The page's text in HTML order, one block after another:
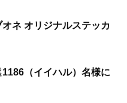
オネ オリジナルステッカ
1186（イイハル）名様に